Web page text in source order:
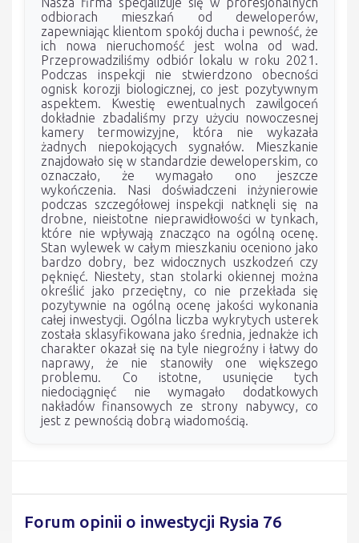
odbiorach mieszkań od deweloperów,
zapewniając klientom spokój ducha i pewność, że
ich nowa nieruchomość jest wolna od wad.
Przeprowadziliśmy odbiór lokalu w roku 2021.
Podczas inspekcji nie stwierdzono obecności
ognisk korozji biologicznej, co jest pozytywnym
aspektem. Kwestię ewentualnych zawilgoceń
dokładnie zbadaliśmy przy użyciu nowoczesnej
kamery termowizyjne, która nie wykazała
żadnych niepokojących sygnałów. Mieszkanie
znajdowało się w standardzie deweloperskim, co
oznaczało, że wymagało ono jeszcze
wykończenia. Nasi doświadczeni inżynierowie
podczas szczegółowej inspekcji natknęli się na
drobne, nieistotne nieprawidłowości w tynkach,
które nie wpływają znacząco na ogólną ocenę.
Stan wylewek w całym mieszkaniu oceniono jako
bardzo dobry, bez widocznych uszkodzeń czy
pęknięć. Niestety, stan stolarki okiennej można
określić jako przeciętny, co nie przekłada się
pozytywnie na ogólną ocenę jakości wykonania
całej inwestycji. Ogólna liczba wykrytych usterek
została sklasyfikowana jako średnia, jednakże ich
charakter okazał się na tyle niegroźny i łatwy do
naprawy, że nie stanowiły one większego
problemu. Co istotne, usunięcie tych
niedociągnięć nie wymagało dodatkowych
nakładów finansowych ze strony nabywcy, co
jest z pewnością dobrą wiadomością.
Forum opinii o inwestycji Rysia 76